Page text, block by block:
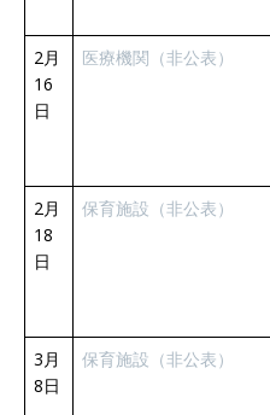
2月
16
日
医療機関（非公表）
2月
18
日
保育施設（非公表）
3月
8日
保育施設（非公表）